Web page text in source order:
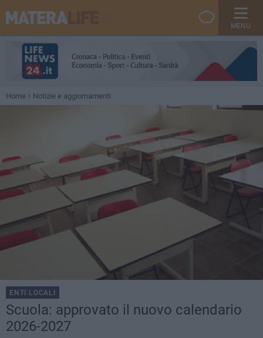
MENU
Home Notizie e aggiornamenti
ENTI LOCALI
Scuola: approvato il nuovo calendario
2026-2027